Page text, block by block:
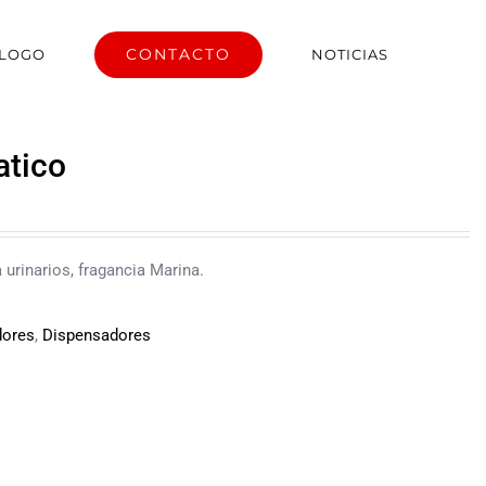
CONTACTO NOTICIAS
fragancia Marina.
, Dispensadores